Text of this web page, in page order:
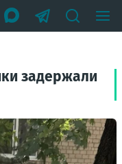
задержали